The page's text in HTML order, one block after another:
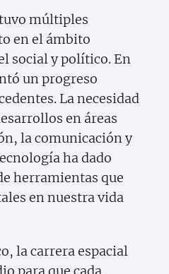
múltiples
en el ámbito
social y político. En
un progreso
La necesidad
en áreas
la comunicación y
ha dado
herramientas que
en nuestra vida
la carrera espacial